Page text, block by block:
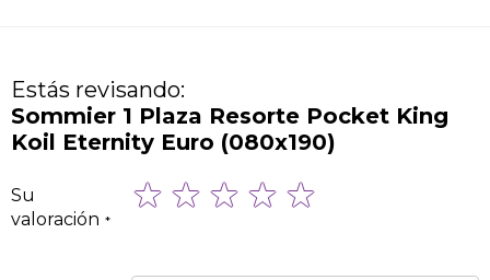
Estás revisando:
Sommier 1 Plaza Resorte Pocket King
Koil Eternity Euro (080x190)
Su
valoración
1
star
2
stars
3
stars
4
stars
5
stars